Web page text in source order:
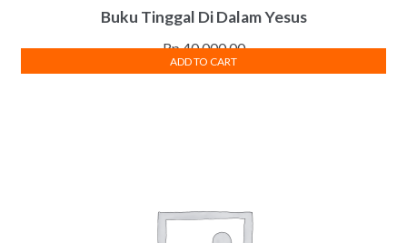
Buku Tinggal Di Dalam Yesus
Rp40,000.00
ADD TO CART